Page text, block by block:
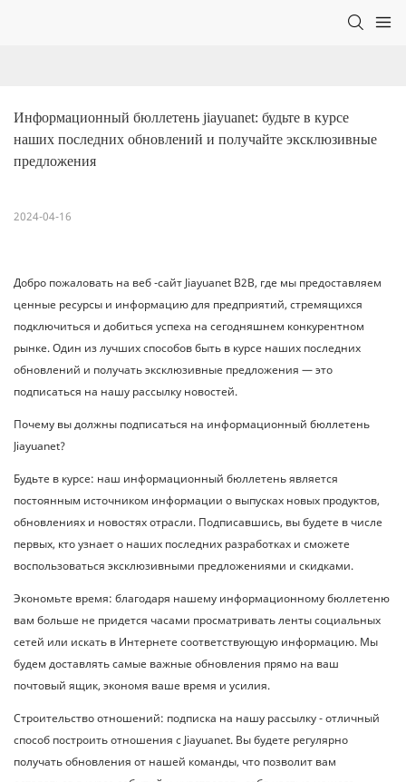
Информационный бюллетень jiayuanet: будьте в курсе
наших последних обновлений и получайте эксклюзивные
предложения
2024-04-16
Добро пожаловать на веб -сайт Jiayuanet B2B, где мы предоставляем
ценные ресурсы и информацию для предприятий, стремящихся
подключиться и добиться успеха на сегодняшнем конкурентном
рынке. Один из лучших способов быть в курсе наших последних
обновлений и получать эксклюзивные предложения — это
подписаться на нашу рассылку новостей.
Почему вы должны подписаться на информационный бюллетень
Jiayuanet?
Будьте в курсе: наш информационный бюллетень является
постоянным источником информации о выпусках новых продуктов,
обновлениях и новостях отрасли. Подписавшись, вы будете в числе
первых, кто узнает о наших последних разработках и сможете
воспользоваться эксклюзивными предложениями и скидками.
Экономьте время: благодаря нашему информационному бюллетеню
вам больше не придется часами просматривать ленты социальных
сетей или искать в Интернете соответствующую информацию. Мы
будем доставлять самые важные обновления прямо на ваш
почтовый ящик, экономя ваше время и усилия.
Строительство отношений: подписка на нашу рассылку - отличный
способ построить отношения с Jiayuanet. Вы будете регулярно
получать обновления от нашей команды, что позволит вам